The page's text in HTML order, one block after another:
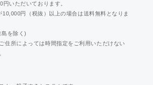
いただいております。
10,000円（税抜）以上の場合は送料無料となりま
を除く)
住所によっては時間指定をご利用いただけない